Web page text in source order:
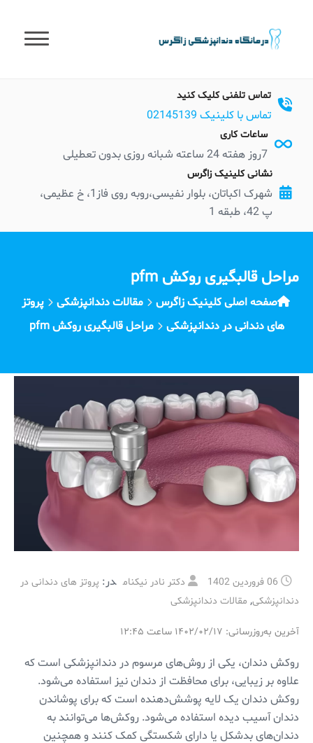
content
تماس تلفنی کلیک کنید
تماس با کلینیک 02145139
ساعات کاری
7روز هفته 24 ساعته شبانه روزی بدون تعطیلی
نشانی کلینیک زاگرس
شهرک اکباتان، بلوار نفیسی،روبه روی فاز1، خ عظیمی،
پ 42، طبقه 1
مراحل قالبگیری روکش pfm
صفحه اصلی کلینیک زاگرس مقالات دندانپزشکی
پروتز
های دندانی در دندانپزشکی
مراحل قالبگیری روکش pfm
06 فروردین 1402 دکتر نادر نیکنام در: پروتز های دندانی در
دندانپزشکی, مقالات دندانپزشکی
آخرین به‌روزرسانی: ۱۴۰۲/۰۲/۱۷ ساعت ۱۲:۴۵
روکش دندان، یکی از روش‌های مرسوم در دندانپزشکی است که
علاوه بر زیبایی، برای محافظت از دندان نیز استفاده می‌شود.
روکش دندان یک لایه پوشش‌دهنده است که برای پوشاندن
دندان آسیب دیده استفاده می‌شود. روکش‌ها می‌توانند به
دندان‌های بدشکل یا دارای شکستگی کمک کنند و همچنین